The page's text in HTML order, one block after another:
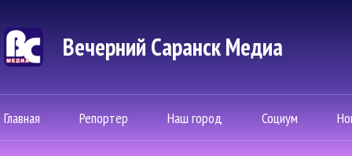
Вечерний Саранск Mедиа
Главная Репортер Наш город Социум